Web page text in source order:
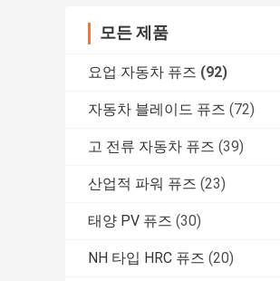
모든 제품
요업 자동차 퓨즈 (92)
자동차 블레이드 퓨즈 (72)
고 전류 자동차 퓨즈 (39)
산업적 파워 퓨즈 (23)
태양 PV 퓨즈 (30)
NH 타입 HRC 퓨즈 (20)